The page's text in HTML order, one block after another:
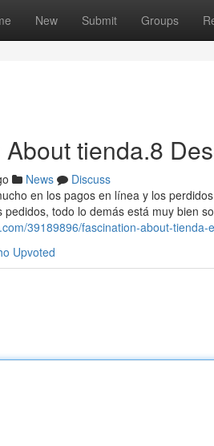
New Submit Groups
tienda.8
News
Discuss
en los pagos en línea y los
todo lo demás está muy bien
39189896/fascination-about-tienda-
Upvoted